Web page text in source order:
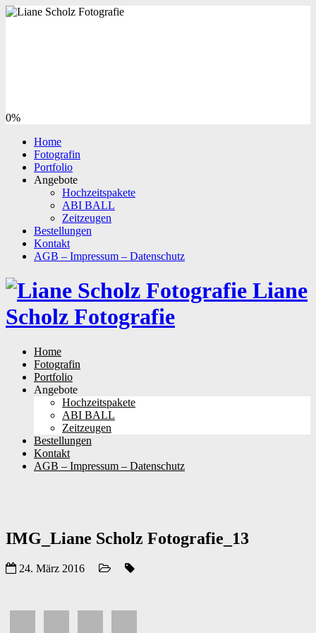
0%
Home
Fotografin
Portfolio
Angebote
Hochzeitspakete
ABI BALL
Zeitzeugen
Bestellungen
Kontakt
AGB – Impressum – Datenschutz
Liane
Scholz Fotografie
Skip
content
Home
Fotografin
Portfolio
Angebote
Hochzeitspakete
ABI BALL
Zeitzeugen
Bestellungen
Kontakt
AGB – Impressum – Datenschutz
IMG_Liane Scholz Fotografie_13
24. März 2016